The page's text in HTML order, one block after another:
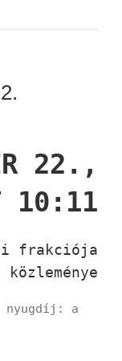
22.,
10:11
frakciója
közleménye
nyugdíj: a